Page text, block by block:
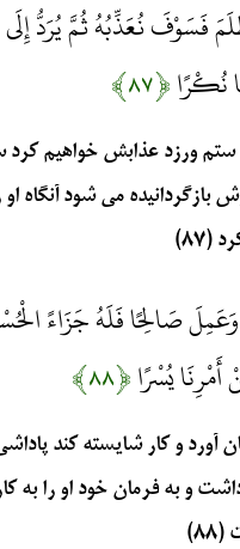
فَسَوْفَ نُعَذِّبُهُ ثُمَّ يُرَدُّ
نُكْرًا﴿۸۷﴾
ستم ورزد عذابش خواهيم
بازگردانيده مى ‏شود آنگاه او
صَالِحًا فَلَهُ جَزَاءً
يُسْرًا﴿۸۸﴾
آورد و كار شايسته كند
و به فرمان خود او را به